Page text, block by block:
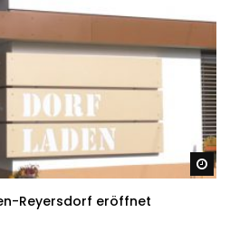
Reyersdorf eröffnet